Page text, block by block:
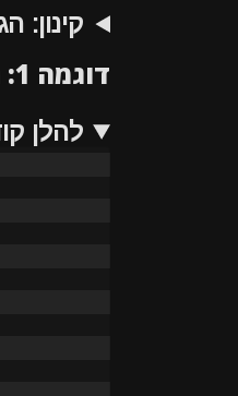
קינון:
דוגמה 1: מלבן של כוכביות
להלן